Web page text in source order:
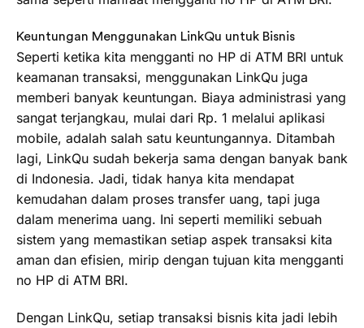
Keuntungan Menggunakan LinkQu untuk Bisnis
Seperti ketika kita mengganti no HP di ATM BRI untuk
keamanan transaksi, menggunakan LinkQu juga
memberi banyak keuntungan. Biaya administrasi yang
sangat terjangkau, mulai dari Rp. 1 melalui aplikasi
mobile, adalah salah satu keuntungannya. Ditambah
lagi, LinkQu sudah bekerja sama dengan banyak bank
di Indonesia. Jadi, tidak hanya kita mendapat
kemudahan dalam proses transfer uang, tapi juga
dalam menerima uang. Ini seperti memiliki sebuah
sistem yang memastikan setiap aspek transaksi kita
aman dan efisien, mirip dengan tujuan kita mengganti
no HP di ATM BRI.
Dengan LinkQu, setiap transaksi bisnis kita jadi lebih